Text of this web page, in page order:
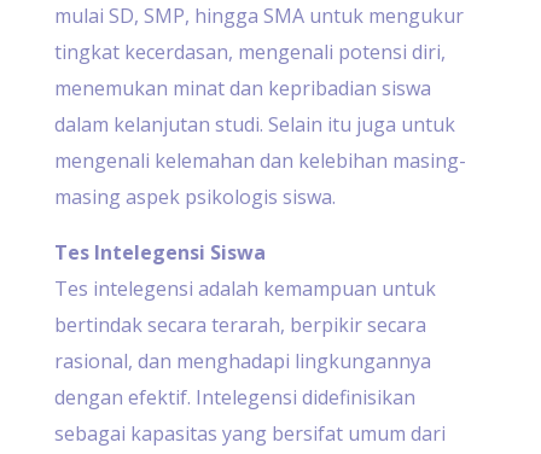
mulai SD, SMP, hingga SMA untuk mengukur
tingkat kecerdasan, mengenali potensi diri,
menemukan minat dan kepribadian siswa
dalam kelanjutan studi. Selain itu juga untuk
mengenali kelemahan dan kelebihan masing-
masing aspek psikologis siswa.
Tes Intelegensi Siswa
Tes intelegensi adalah kemampuan untuk
bertindak secara terarah, berpikir secara
rasional, dan menghadapi lingkungannya
dengan efektif. Intelegensi didefinisikan
sebagai kapasitas yang bersifat umum dari